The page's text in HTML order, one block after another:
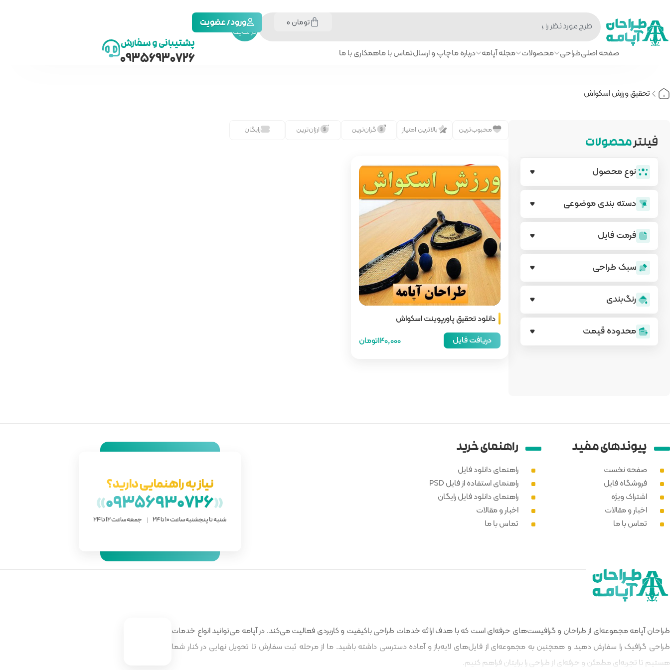
جستجو
در سایت
تومان ورود / عضویت
صفحه اصلیطراحی محصولات مجله آپامه درباره ماچاپ و ارسالتماس با ماهمکاری با ما
پشتیبانی و سفارش
09356930726
تحقیق ورزش اسکواش
فیلترمحصولات
نوع محصول
دسته بندی‌ موضوعی
فرمت فایل
سبک طراحی
رنگ‌بندی
محدوده قیمت
محبوب‌ترین بالاترین امتیاز گران‌ترین ارزان‌ترین رایگان
دانلود تحقیق پاورپوینت اسکواش
دریافت فایل
140,000تومان
پیوند‌های مفید
صفحه نخست
فروشگاه فایل
اشتراک ویژه
اخبار و مقالات
تماس با ما
راهنمای خرید
راهنمای دانلود فایل
راهنمای استفاده از فایل PSD
راهنمای دانلود فایل رایگان
اخبار و مقالات
تماس با ما
نیاز به راهنمایی دارید؟
«
09356930726
»
شنبه تا پنجشنبه ساعت 10 تا 24 جمعه ساعت 12 تا 24
طراحان آپامه مجموعه‌ای از طراحان و گرافیست‌های حرفه‌ای است که با هدف ارائه خدمات طراحی باکیفیت و کاربردی فعالیت می‌کند. در آپامه می‌توانید انواع خدمات
طراحی گرافیک را سفارش دهید و همچنین به مجموعه‌ای از فایل‌های لایه‌باز و آماده دسترسی داشته باشید. ما از مرحله ثبت سفارش تا تحویل نهایی در کنار شما
هستیم تا تجربه‌ای مطمئن و حرفه‌ای از طراحی را برایتان فراهم کنیم.